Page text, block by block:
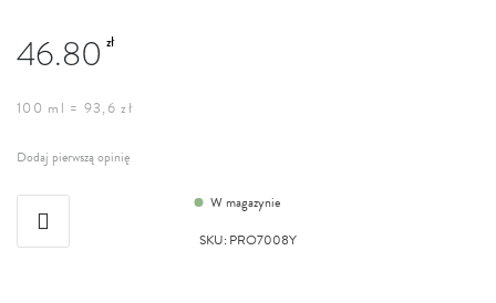
46.80 zł
100 ml = 93,6 zł
Dodaj pierwszą opinię
W magazynie
SKU: PRO7008Y